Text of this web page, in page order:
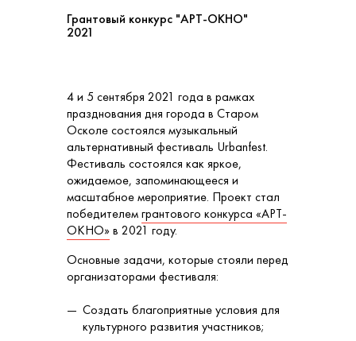
Грантовый конкурс "АРТ-ОКНО"
2021
4 и 5 сентября 2021 года в рамках
празднования дня города в Старом
Осколе состоялся музыкальный
альтернативный фестиваль Urbanfest.
Фестиваль состоялся как яркое,
ожидаемое, запоминающееся и
масштабное мероприятие. Проект стал
победителемгрантового конкурса «АРТ-
ОКНО»в 2021 году.
Основные задачи, которые стояли перед
организаторами фестиваля:
Создать благоприятные условия для
культурного развития участников;